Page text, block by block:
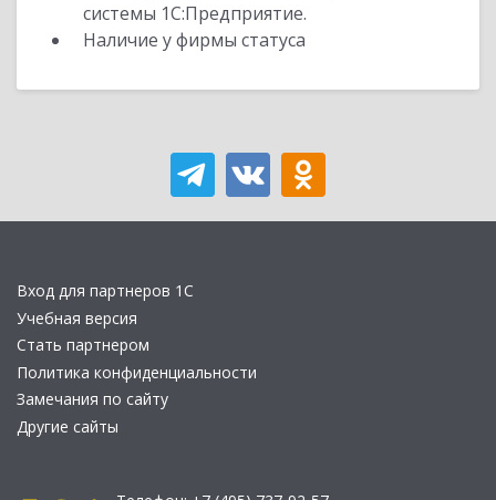
системы 1С:Предприятие.
Наличие у фирмы статуса
Вход для партнеров 1С
Учебная версия
Стать партнером
Политика конфиденциальности
Замечания по сайту
Другие сайты